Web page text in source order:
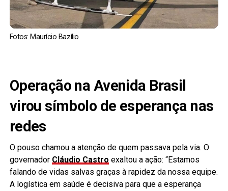
Fotos: Maurício Bazílio
Operação na Avenida Brasil
virou símbolo de esperança nas
redes
O pouso chamou a atenção de quem passava pela via. O
governador Cláudio Castro exaltou a ação: “Estamos
falando de vidas salvas graças à rapidez da nossa equipe.
A logística em saúde é decisiva para que a esperança